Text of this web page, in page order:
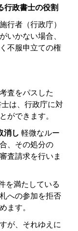
行政書士の役割
行者（行政庁）
いかない場合、
不服申立ての権
査をパスした
は、行政庁に対
ができます。
消し 軽微なルー
、その処分の
査請求を行いま
を満たしている
への参加を拒否
ます。
が、それゆえに